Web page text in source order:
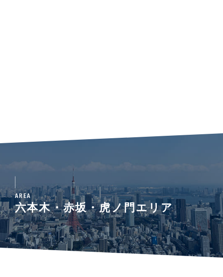
AREA
六本木・赤坂・虎ノ門エリア